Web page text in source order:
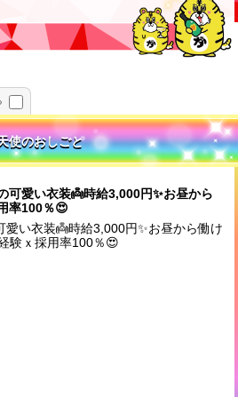
使のおしごと
可愛い衣装👼時給3,000円✨お昼から
率100％😍